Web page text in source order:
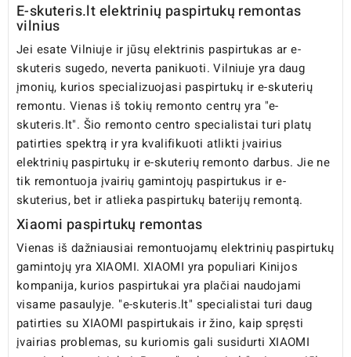
E-skuteris.lt elektrinių paspirtukų remontas
vilnius
Jei esate Vilniuje ir jūsų elektrinis paspirtukas ar e-
skuteris sugedo, neverta panikuoti. Vilniuje yra daug
įmonių, kurios specializuojasi paspirtukų ir e-skuterių
remontu. Vienas iš tokių remonto centrų yra "e-
skuteris.lt". Šio remonto centro specialistai turi platų
patirties spektrą ir yra kvalifikuoti atlikti įvairius
elektrinių paspirtukų ir e-skuterių remonto darbus. Jie ne
tik remontuoja įvairių gamintojų paspirtukus ir e-
skuterius, bet ir atlieka paspirtukų baterijų remontą.
Xiaomi paspirtukų remontas
Vienas iš dažniausiai remontuojamų elektrinių paspirtukų
gamintojų yra XIAOMI. XIAOMI yra populiari Kinijos
kompanija, kurios paspirtukai yra plačiai naudojami
visame pasaulyje. "e-skuteris.lt" specialistai turi daug
patirties su XIAOMI paspirtukais ir žino, kaip spręsti
įvairias problemas, su kuriomis gali susidurti XIAOMI